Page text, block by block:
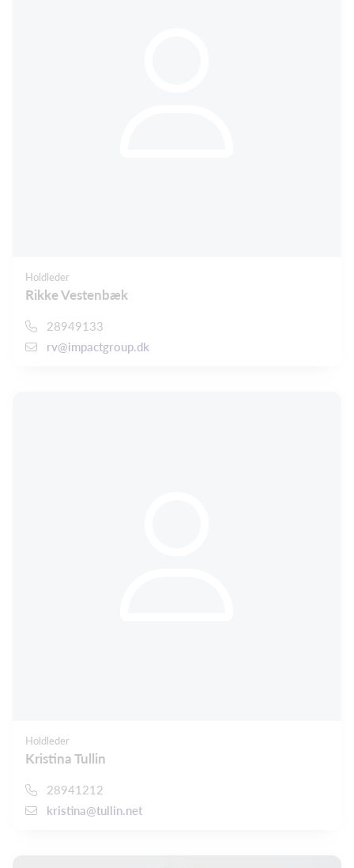
Holdleder
Rikke Vestenbæk
28949133
rv@impactgroup.dk
Holdleder
Kristina Tullin
28941212
kristina@tullin.net